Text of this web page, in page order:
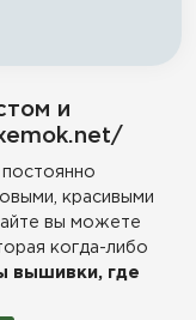
и
красивыми
вы можете
когда-либо
вышивки, где